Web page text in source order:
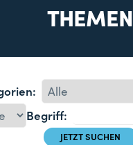
THEMEN
Begriff: